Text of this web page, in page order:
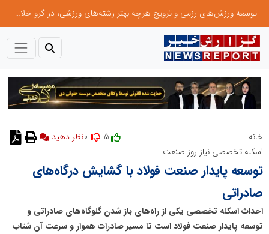
توسعه ورزش‌های رزمی و ترویج هرچه بهتر رشته‌های ورزشی، در گرو خلاقیت و نوآوری است
خانه 5 |
نظر دهید
اسکله تخصصی نیاز روز صنعت
توسعه پایدار صنعت فولاد با گشایش درگاه‌های
صادراتی
احداث اسکله تخصصی یکی از راه‌های باز شدن گلوگاه‌های صادراتی و
توسعه پایدار صنعت فولاد است تا مسیر صادرات هموار و سرعت آن شتاب